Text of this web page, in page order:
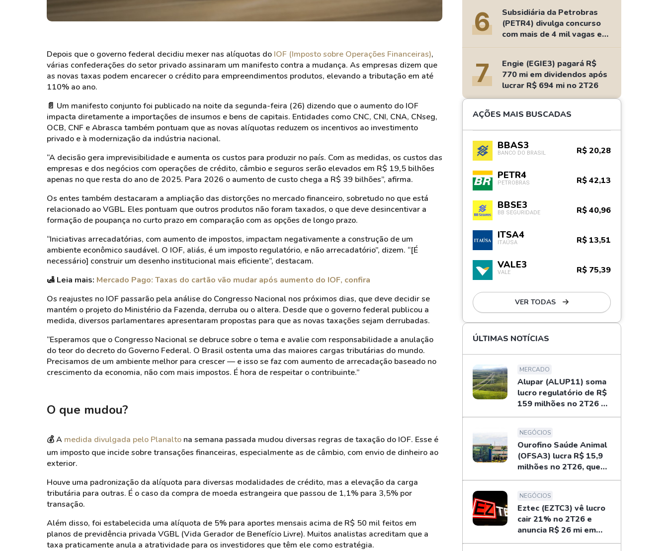
Depois que o governo federal decidiu mexer nas alíquotas do IOF (Imposto sobre Operações Financeiras),
várias confederações do setor privado assinaram um manifesto contra a mudança. As empresas dizem que
as novas taxas podem encarecer o crédito para empreendimentos produtos, elevando a tributação em até
110% ao ano.
📄 Um manifesto conjunto foi publicado na noite da segunda-feira (26) dizendo que o aumento do IOF
impacta diretamente a importações de insumos e bens de capitais. Entidades como CNC, CNI, CNA, CNseg,
OCB, CNF e Abrasca também pontuam que as novas alíquotas reduzem os incentivos ao investimento
privado e à modernização da indústria nacional.
“A decisão gera imprevisibilidade e aumenta os custos para produzir no país. Com as medidas, os custos das
empresas e dos negócios com operações de crédito, câmbio e seguros serão elevados em R$ 19,5 bilhões
apenas no que resta do ano de 2025. Para 2026 o aumento de custo chega a R$ 39 bilhões”, afirma.
Os entes também destacaram a ampliação das distorções no mercado financeiro, sobretudo no que está
relacionado ao VGBL. Eles pontuam que outros produtos não foram taxados, o que deve desincentivar a
formação de poupança no curto prazo em comparação com as opções de longo prazo.
“Iniciativas arrecadatórias, com aumento de impostos, impactam negativamente a construção de um
ambiente econômico saudável. O IOF, aliás, é um imposto regulatório, e não arrecadatório”, dizem. “[É
necessário] construir um desenho institucional mais eficiente”, destacam.
🛃 Leia mais: Mercado Pago: Taxas do cartão vão mudar após aumento do IOF, confira
Os reajustes no IOF passarão pela análise do Congresso Nacional nos próximos dias, que deve decidir se
mantém o projeto do Ministério da Fazenda, derruba ou o altera. Desde que o governo federal publicou a
medida, diversos parlamentares apresentaram propostas para que as novas taxações sejam derrubadas.
“Esperamos que o Congresso Nacional se debruce sobre o tema e avalie com responsabilidade a anulação
do teor do decreto do Governo Federal. O Brasil ostenta uma das maiores cargas tributárias do mundo.
Precisamos de um ambiente melhor para crescer — e isso se faz com aumento de arrecadação baseado no
crescimento da economia, não com mais impostos. É hora de respeitar o contribuinte.”
O que mudou?
💰 A medida divulgada pelo Planalto na semana passada mudou diversas regras de taxação do IOF. Esse é
um imposto que incide sobre transações financeiras, especialmente as de câmbio, com envio de dinheiro ao
exterior.
Houve uma padronização da alíquota para diversas modalidades de crédito, mas a elevação da carga
tributária para outras. É o caso da compra de moeda estrangeira que passou de 1,1% para 3,5% por
transação.
Além disso, foi estabelecida uma alíquota de 5% para aportes mensais acima de R$ 50 mil feitos em
planos de previdência privada VGBL (Vida Gerador de Benefício Livre). Muitos analistas acreditam que a
taxa praticamente anula a atratividade para os investidores que têm ele como estratégia.
6
Subsidiária da Petrobras
(PETR4) divulga concurso
com mais de 4 mil vagas e
salários de até R$ 15 mil
7
Engie (EGIE3) pagará R$
770 mi em dividendos após
lucrar R$ 694 mi no 2T26
AÇÕES MAIS BUSCADAS
BBAS3
BANCO DO BRASIL R$ 20,28
PETR4
PETROBRAS R$ 42,13
BBSE3
BB SEGURIDADE R$ 40,96
ITSA4
ITAÚSA R$ 13,51
VALE3
VALE R$ 75,39
VER TODAS
ÚLTIMAS NOTÍCIAS
MERCADO
Alupar (ALUP11) soma
lucro regulatório de R$
159 milhões no 2T26 e
libera dividendos
NEGÓCIOS
Ourofino Saúde Animal
(OFSA3) lucra R$ 15,9
milhões no 2T26, queda
de 33%
NEGÓCIOS
Eztec (EZTC3) vê lucro
cair 21% no 2T26 e
anuncia R$ 26 mi em
dividendos